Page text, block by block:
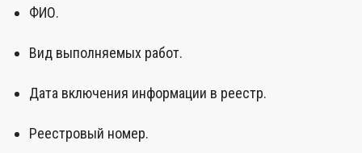
ФИО.
Вид выполняемых работ.
Дата включения информации в реестр.
Реестровый номер.